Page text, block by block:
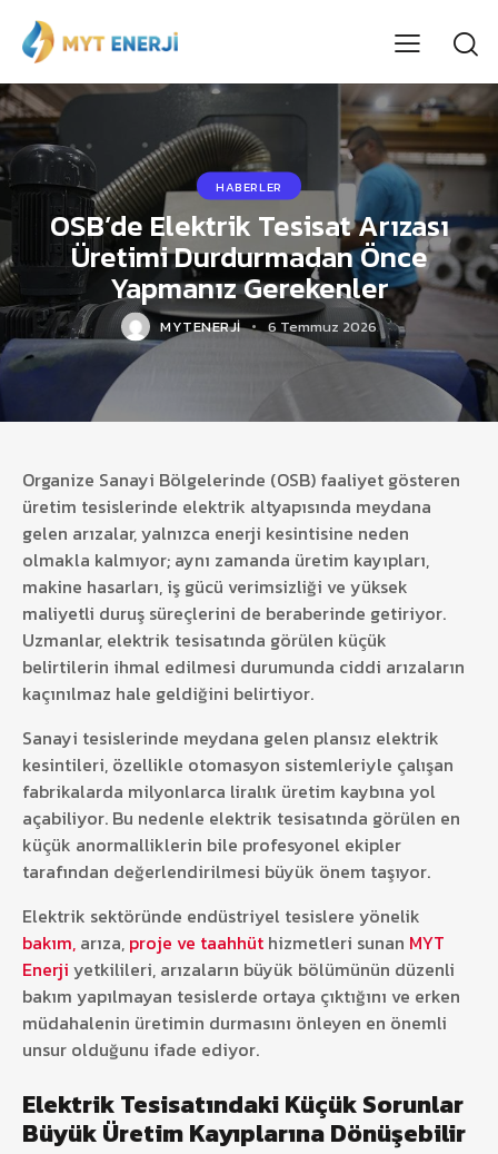
HABERLER
OSB’de Elektrik Tesisat Arızası
Üretimi Durdurmadan Önce
Yapmanız Gerekenler
MYTENERJI 6 Temmuz 2026
Organize Sanayi Bölgelerinde (OSB) faaliyet gösteren
üretim tesislerinde elektrik altyapısında meydana
gelen arızalar, yalnızca enerji kesintisine neden
olmakla kalmıyor; aynı zamanda üretim kayıpları,
makine hasarları, iş gücü verimsizliği ve yüksek
maliyetli duruş süreçlerini de beraberinde getiriyor.
Uzmanlar, elektrik tesisatında görülen küçük
belirtilerin ihmal edilmesi durumunda ciddi arızaların
kaçınılmaz hale geldiğini belirtiyor.
Sanayi tesislerinde meydana gelen plansız elektrik
kesintileri, özellikle otomasyon sistemleriyle çalışan
fabrikalarda milyonlarca liralık üretim kaybına yol
açabiliyor. Bu nedenle elektrik tesisatında görülen en
küçük anormalliklerin bile profesyonel ekipler
tarafından değerlendirilmesi büyük önem taşıyor.
Elektrik sektöründe endüstriyel tesislere yönelik
bakım, arıza, proje ve taahhüt hizmetleri sunan MYT
Enerji yetkilileri, arızaların büyük bölümünün düzenli
bakım yapılmayan tesislerde ortaya çıktığını ve erken
müdahalenin üretimin durmasını önleyen en önemli
unsur olduğunu ifade ediyor.
Elektrik Tesisatındaki Küçük Sorunlar
Büyük Üretim Kayıplarına Dönüşebilir